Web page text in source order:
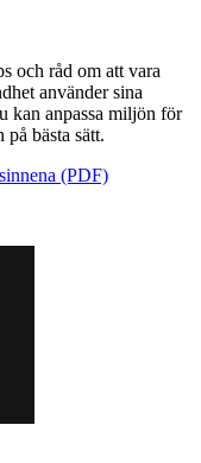
och råd om att vara
använder sina
kan anpassa miljön för
på bästa sätt.
(PDF)